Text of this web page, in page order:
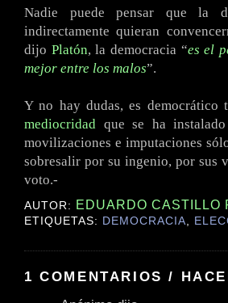
Nadie puede pensar que la
indirectamente quieran
dijo Platón, la democracia “es el
mejor entre los malos”.
Y no hay dudas, es
mediocridad que se ha
movilizaciones e imputaciones
sobresalir por su ingenio, por sus
voto.-
AUTOR: EDUARDO CASTILLO
ETIQUETAS: DEMOCRACIA,
1 COMENTARIOS /